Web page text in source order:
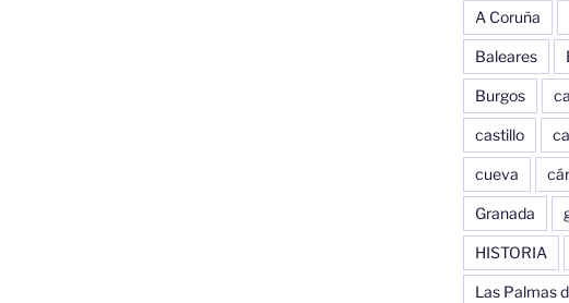
A Coruña
Baleares
Burgos
castillo
cueva
Granada
HISTORIA
Las Palmas